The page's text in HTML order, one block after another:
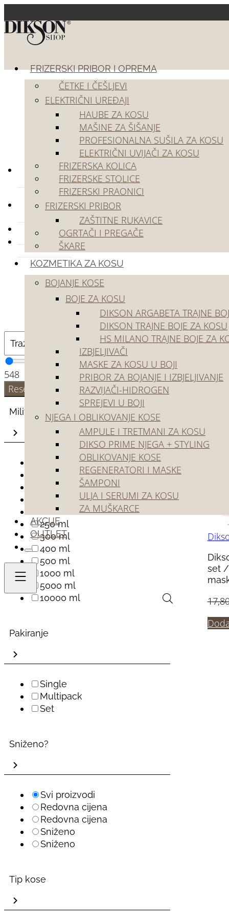
FRIZERSKI PRIBOR I OPREMA
ČETKE I ČEŠLJEVI
ELEKTRIČNI UREĐAJI
HAUBE ZA KOSU
MAŠINE ZA ŠIŠANJE
PROFESIONALNA SUŠILA ZA KOSU
ELEKTRIČNI UVIJAČI ZA KOSU
FRIZERSKA KOLICA
FRIZERSKE STOLICE
FRIZERSKI PRAONICI
FRIZERSKI PRIBOR
ZAŠTITNE RUKAVICE
OGRTAČI I PREGAČE
ŠKARE
KOZMETIKA ZA KOSU
BOJANJE KOSE
BOJE ZA KOSU
DIKSON ARGABETA TRAJNE
DIKSON TRAJNE BOJE ZA KOSU
HS MILANO TRAJNE BOJE ZA
IZBJELJIVAČI
MASKE ZA KOSU U BOJI
PRIBOR ZA BOJANJE I IZBJELJIVANJE
RAZVIJAČI-HIDROGEN
SPREJEVI U BOJI
NJEGA I OBLIKOVANJE KOSE
AMPULE I TRETMANI ZA KOSU
DIKSO PRIME NJEGA + STYLING
OBLIKOVANJE KOSE
REGENERATORI I MASKE
ŠAMPONI
ULJA I SERUMI ZA KOSU
ZA MUŠKARCE
AKCIJE
OUTLET
Kozmetika za kosu
Frizerski pribor i oprema
Akcije
Outlet
548
Resetiraj
Militraža
10 ml
75 ml
100 ml
150 ml
200 ml
250 ml
300 ml
400 ml
500 ml
1000 ml
5000 ml
10000 ml
Pakiranje
Single
Multipack
Set
Sniženo?
Svi proizvodi
Redovna cijena
Redovna cijena
Sniženo
Sniženo
Tip kose
set /